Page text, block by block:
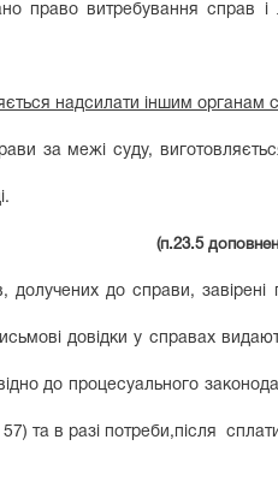
право витребування справ і
надсилати іншим органам
за межі суду,
(п.23.5
долучених до справи,
довідки у справах
до процесуального
57) та в разі потреби,після